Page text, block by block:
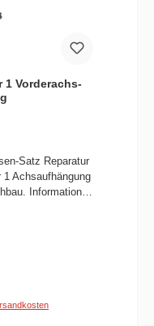
1 Vorderachs-
Satz Reparatur
Achsaufhängung
Informationen